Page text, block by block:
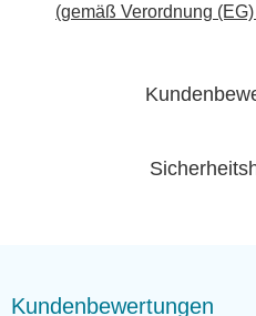
(gemäß Verordnung
Kundenbewertungen